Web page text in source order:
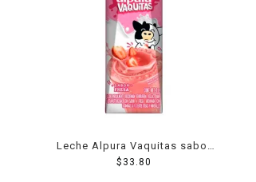
Leche Alpura Vaquitas sabor
fresa 1 l
$ 33.80